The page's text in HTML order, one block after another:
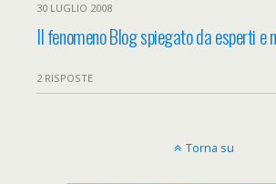
30 LUGLIO 2008
Il fenomeno Blog spiegato da esperti e
2 RISPOSTE
Torna su